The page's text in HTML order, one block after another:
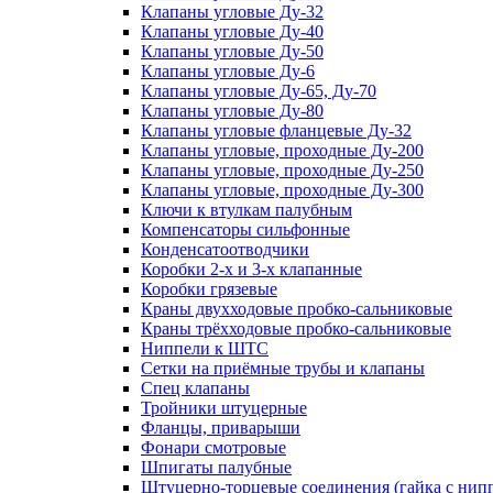
Клапаны угловые Ду-32
Клапаны угловые Ду-40
Клапаны угловые Ду-50
Клапаны угловые Ду-6
Клапаны угловые Ду-65, Ду-70
Клапаны угловые Ду-80
Клапаны угловые фланцевые Ду-32
Клапаны угловые, проходные Ду-200
Клапаны угловые, проходные Ду-250
Клапаны угловые, проходные Ду-300
Ключи к втулкам палубным
Компенсаторы сильфонные
Конденсатоотводчики
Коробки 2-х и 3-х клапанные
Коробки грязевые
Краны двухходовые пробко-сальниковые
Краны трёхходовые пробко-сальниковые
Ниппели к ШТС
Сетки на приёмные трубы и клапаны
Спец клапаны
Тройники штуцерные
Фланцы, приварыши
Фонари смотровые
Шпигаты палубные
Штуцерно-торцевые соединения (гайка с